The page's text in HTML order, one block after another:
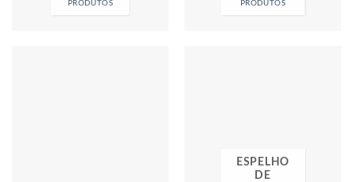
PRODUTOS PRODUTOS
ESPELHO
DE